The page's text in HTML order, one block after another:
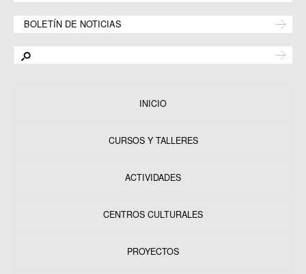
BOLETÍN DE NOTICIAS
INICIO
CURSOS Y TALLERES
ACTIVIDADES
CENTROS CULTURALES
PROYECTOS